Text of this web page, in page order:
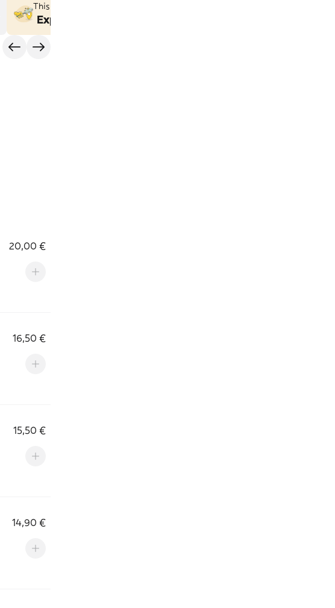
This store is closed at the moment. Looking for somewhere similar?
Explore stores near you
20,00 €
16,50 €
15,50 €
14,90 €